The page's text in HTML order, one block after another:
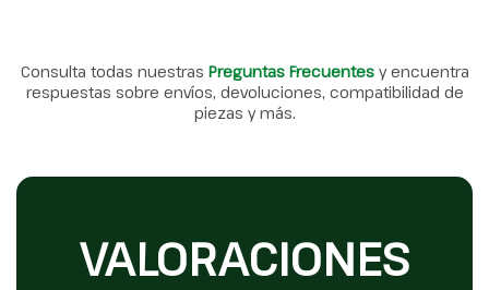
Consulta todas nuestras Preguntas Frecuentes y encuentra
respuestas sobre envíos, devoluciones, compatibilidad de
piezas y más.
VALORACIONES